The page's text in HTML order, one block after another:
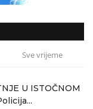
Sve vrijeme
U ISTOČNOM